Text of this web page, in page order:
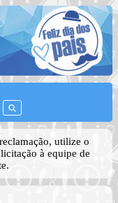
utilize o
à equipe de